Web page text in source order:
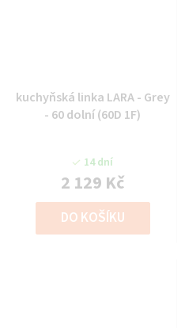
kuchyňská linka LARA - Grey
- 60 dolní (60D 1F)
14 dní
2 129 Kč
DO KOŠÍKU